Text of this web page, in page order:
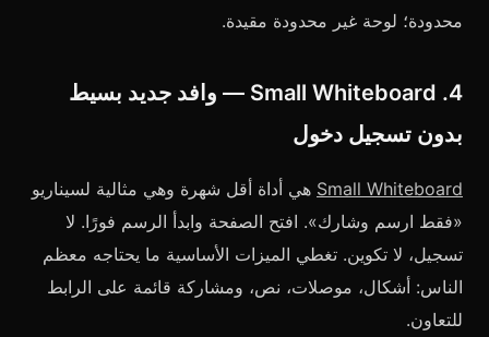
محدودة؛ لوحة غير محدودة مقيدة.
4. Small Whiteboard — وافد جديد بسيط
بدون تسجيل دخول
Small Whiteboard هي أداة أقل شهرة وهي مثالية لسيناريو
«فقط ارسم وشارك». افتح الصفحة وابدأ الرسم فورًا. لا
تسجيل، لا تكوين. تغطي الميزات الأساسية ما يحتاجه معظم
الناس: أشكال، موصلات، نص، ومشاركة قائمة على الرابط
للتعاون.